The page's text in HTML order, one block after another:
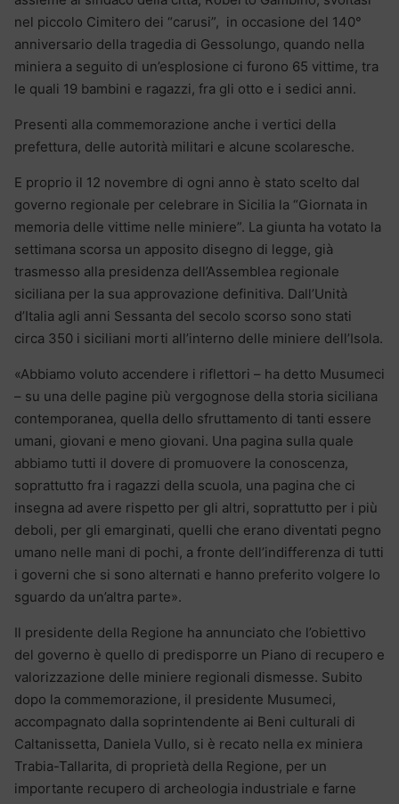
nel piccolo Cimitero dei “carusi”, in occasione del 140°
anniversario della tragedia di Gessolungo, quando nella
miniera a seguito di un’esplosione ci furono 65 vittime, tra
le quali 19 bambini e ragazzi, fra gli otto e i sedici anni.
Presenti alla commemorazione anche i vertici della
prefettura, delle autorità militari e alcune scolaresche.
E proprio il 12 novembre di ogni anno è stato scelto dal
governo regionale per celebrare in Sicilia la “Giornata in
memoria delle vittime nelle miniere”. La giunta ha votato la
settimana scorsa un apposito disegno di legge, già
trasmesso alla presidenza dell’Assemblea regionale
siciliana per la sua approvazione definitiva. Dall’Unità
d’Italia agli anni Sessanta del secolo scorso sono stati
circa 350 i siciliani morti all’interno delle miniere dell’Isola.
«Abbiamo voluto accendere i riflettori – ha detto Musumeci
– su una delle pagine più vergognose della storia siciliana
contemporanea, quella dello sfruttamento di tanti essere
umani, giovani e meno giovani. Una pagina sulla quale
abbiamo tutti il dovere di promuovere la conoscenza,
soprattutto fra i ragazzi della scuola, una pagina che ci
insegna ad avere rispetto per gli altri, soprattutto per i più
deboli, per gli emarginati, quelli che erano diventati pegno
umano nelle mani di pochi, a fronte dell’indifferenza di tutti
i governi che si sono alternati e hanno preferito volgere lo
sguardo da un’altra parte».
Il presidente della Regione ha annunciato che l’obiettivo
del governo è quello di predisporre un Piano di recupero e
valorizzazione delle miniere regionali dismesse. Subito
dopo la commemorazione, il presidente Musumeci,
accompagnato dalla soprintendente ai Beni culturali di
Caltanissetta, Daniela Vullo, si è recato nella ex miniera
Trabia-Tallarita, di proprietà della Regione, per un
importante recupero di archeologia industriale e farne